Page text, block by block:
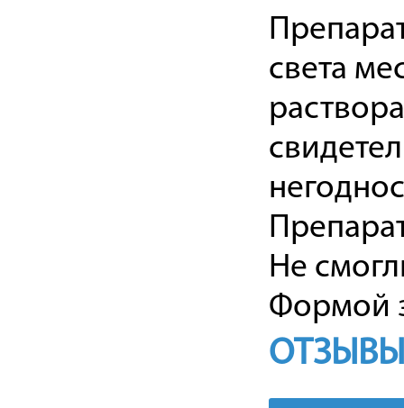
света
Не
Формой